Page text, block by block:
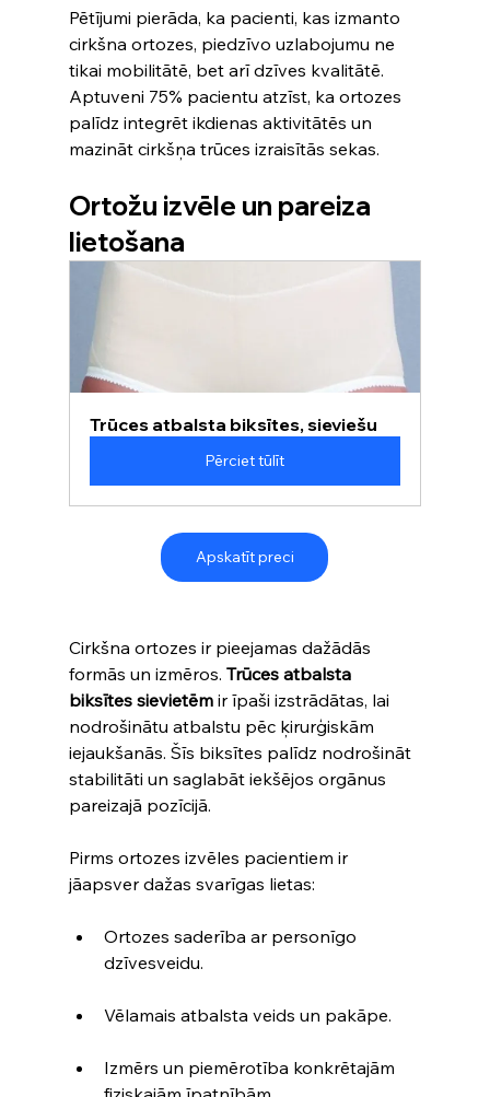
Pētījumi pierāda, ka pacienti, kas izmanto
cirkšna ortozes, piedzīvo uzlabojumu ne
tikai mobilitātē, bet arī dzīves kvalitātē.
Aptuveni 75% pacientu atzīst, ka ortozes
palīdz integrēt ikdienas aktivitātēs un
mazināt cirkšņa trūces izraisītās sekas.
Ortožu izvēle un pareiza
lietošana
Trūces atbalsta biksītes, sieviešu
Pērciet tūlīt
Apskatīt preci
Cirkšna ortozes ir pieejamas dažādās
formās un izmēros. Trūces atbalsta
biksītes sievietēm ir īpaši izstrādātas, lai
nodrošinātu atbalstu pēc ķirurģiskām
iejaukšanās. Šīs biksītes palīdz nodrošināt
stabilitāti un saglabāt iekšējos orgānus
pareizajā pozīcijā.
Pirms ortozes izvēles pacientiem ir
jāapsver dažas svarīgas lietas:
Ortozes saderība ar personīgo
dzīvesveidu.
Vēlamais atbalsta veids un pakāpe.
Izmērs un piemērotība konkrētajām